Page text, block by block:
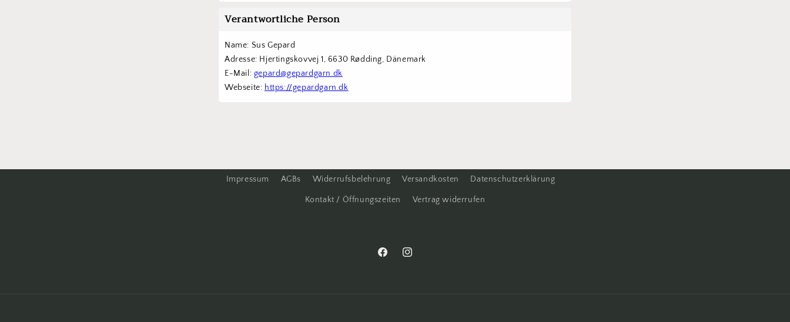
Verantwortliche Person
Name: Sus Gepard
Adresse: Hjertingskovvej 1, 6630 Rødding, Dänemark
E-Mail: gepard@gepardgarn.dk
Webseite: https://gepardgarn.dk
Impressum AGBs Widerrufsbelehrung Versandkosten Datenschutzerklärung
Kontakt / Öffnungszeiten Vertrag widerrufen
FacebookInstagram